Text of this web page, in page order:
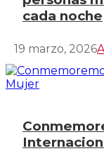
cada noche
19 marzo, 2026